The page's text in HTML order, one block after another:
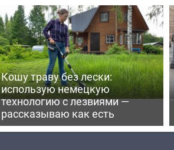
Кошу траву без лески:
использую немецкую
технологию с лезвиями —
рассказываю как есть